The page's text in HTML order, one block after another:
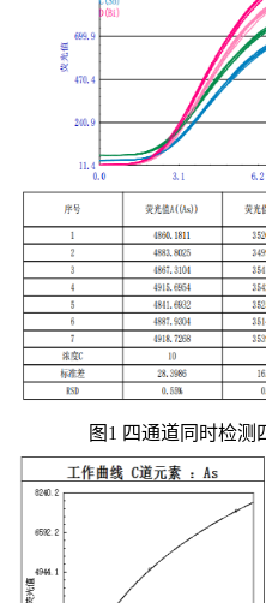
图1 四通道同时检测